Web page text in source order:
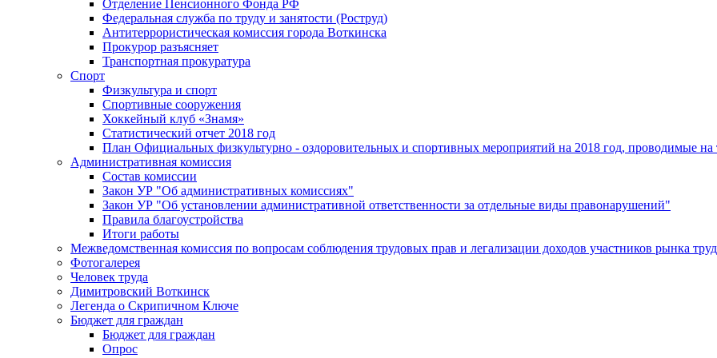
Отделение Пенсионного Фонда РФ
Федеральная служба по труду и занятости (Роструд)
Антитеррористическая комиссия города Воткинска
Прокурор разъясняет
Транспортная прокуратура
Спорт
Физкультура и спорт
Спортивные сооружения
Хоккейный клуб «Знамя»
Статистический отчет 2018 год
План Официальных физкультурно - оздоровительных и спортивных мероприятий на 2018 год, проводимые
Административная комиссия
Состав комиссии
Закон УР "Об административных комиссиях"
Закон УР "Об установлении административной ответственности за отдельные виды правонарушений"
Правила благоустройства
Итоги работы
Межведомственная комиссия по вопросам соблюдения трудовых прав и легализации доходов участников рынка
Фотогалерея
Человек труда
Димитровский Воткинск
Легенда о Скрипичном Ключе
Бюджет для граждан
Бюджет для граждан
Опрос